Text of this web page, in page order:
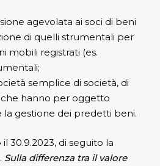
agevolata ai soci di beni
di quelli strumentali per
mobili registrati (es.
semplice di società, di
hanno per oggetto
la gestione dei predetti beni.
30.9.2023, di seguito la
Sulla differenza tra il valore